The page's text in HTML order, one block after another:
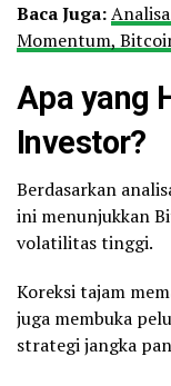
Baca Juga:
Momentum,
Apa yang
Investor?
Berdasarkan
ini menunjukkan
volatilitas tinggi.
Koreksi tajam
juga membuka
strategi jangka